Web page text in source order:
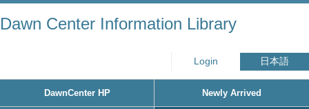
Dawn Center Information Library
Login 日本語
DawnCenter HP Newly Arrived